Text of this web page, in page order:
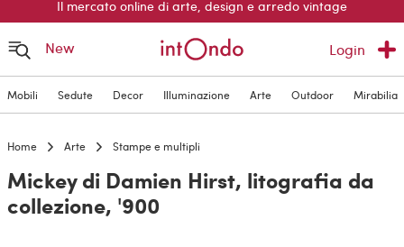
Il mercato online di arte, design e arredo vintage
New Login
Mobili Sedute Decor Illuminazione Arte Outdoor Mirabilia
Home Arte Stampe e multipli
Mickey di Damien Hirst, litografia da
collezione, '900